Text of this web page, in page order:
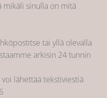
mikäli sinulla on mitä
tai yllä olevalla
arkisin 24 tunnin
lähettää tekstiviestiä